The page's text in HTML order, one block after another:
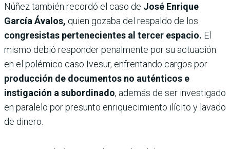
Núñez también recordó el caso de José Enrique
García Ávalos, quien gozaba del respaldo de los
congresistas pertenecientes al tercer espacio. El
mismo debió responder penalmente por su actuación
en el polémico caso Ivesur, enfrentando cargos por
producción de documentos no auténticos e
instigación a subordinado, además de ser investigado
en paralelo por presunto enriquecimiento ilícito y lavado
de dinero.